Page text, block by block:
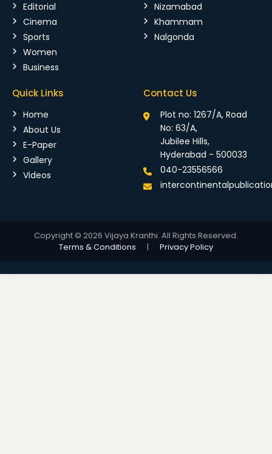
Editorial
Cinema
Sports
Women
Business
Nizamabad
Khammam
Nalgonda
Quick Links
Home
About Us
E-Paper
Gallery
Videos
Contact Us
Plot no: 1267/A, Road
No: 63/A,
Jubilee Hills,
Hyderabad - 500033
040-23556566
Copyright © 2026 Vijaya Kranthi. All Rights Reserved.
Terms & Conditions
| Privacy Policy